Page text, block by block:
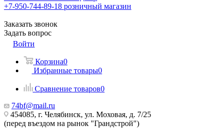
+7-950-744-89-18 розничный магазин
Заказать звонок
Задать вопрос
Войти
Корзина0
Избранные товары0
Сравнение товаров0
74bf@mail.ru
454085, г. Челябинск, ул. Моховая, д. 7/25
(перед въездом на рынок "Грандстрой")